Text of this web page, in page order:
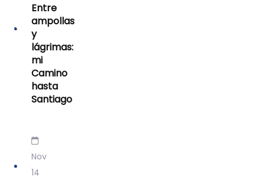
Entre
ampollas
y
lágrimas:
mi
Camino
hasta
Santiago
Nov
14